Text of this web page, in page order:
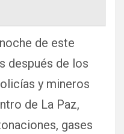
de este
después de los
y mineros
de La Paz,
gases